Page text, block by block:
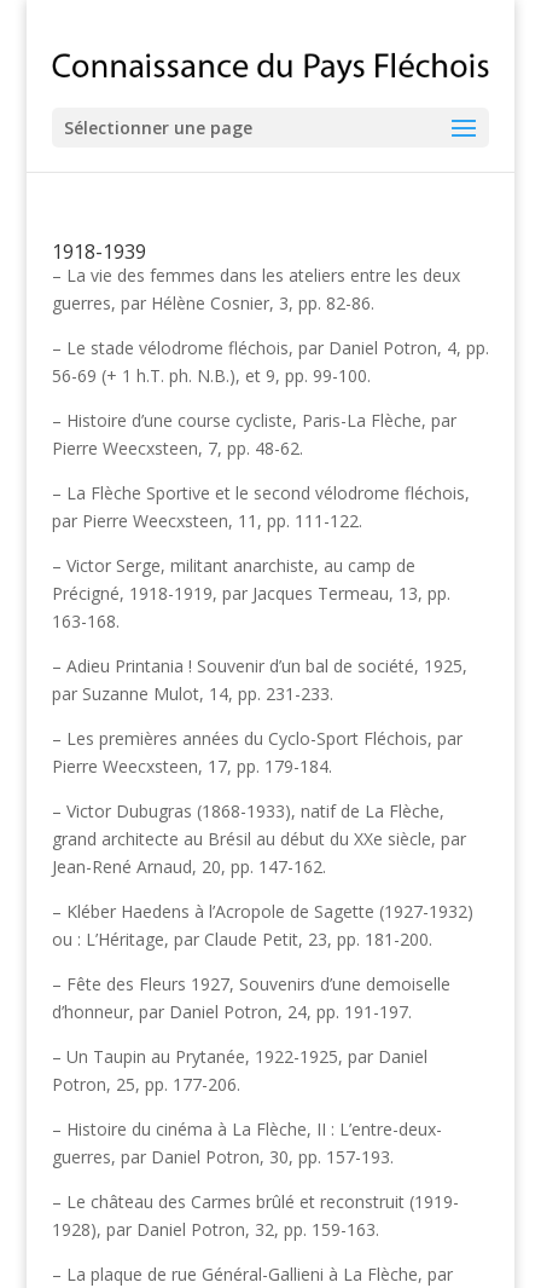
Sélectionner une page
1918-1939
– La vie des femmes dans les ateliers entre les deux
guerres, par Hélène Cosnier, 3, pp. 82-86.
– Le stade vélodrome fléchois, par Daniel Potron, 4, pp.
56-69 (+ 1 h.T. ph. N.B.), et 9, pp. 99-100.
– Histoire d’une course cycliste, Paris-La Flèche, par
Pierre Weecxsteen, 7, pp. 48-62.
– La Flèche Sportive et le second vélodrome fléchois,
par Pierre Weecxsteen, 11, pp. 111-122.
– Victor Serge, militant anarchiste, au camp de
Précigné, 1918-1919, par Jacques Termeau, 13, pp.
163-168.
– Adieu Printania ! Souvenir d’un bal de société, 1925,
par Suzanne Mulot, 14, pp. 231-233.
– Les premières années du Cyclo-Sport Fléchois, par
Pierre Weecxsteen, 17, pp. 179-184.
– Victor Dubugras (1868-1933), natif de La Flèche,
grand architecte au Brésil au début du XXe siècle, par
Jean-René Arnaud, 20, pp. 147-162.
– Kléber Haedens à l’Acropole de Sagette (1927-1932)
ou : L’Héritage, par Claude Petit, 23, pp. 181-200.
– Fête des Fleurs 1927, Souvenirs d’une demoiselle
d’honneur, par Daniel Potron, 24, pp. 191-197.
– Un Taupin au Prytanée, 1922-1925, par Daniel
Potron, 25, pp. 177-206.
– Histoire du cinéma à La Flèche, II : L’entre-deux-
guerres, par Daniel Potron, 30, pp. 157-193.
– Le château des Carmes brûlé et reconstruit (1919-
1928), par Daniel Potron, 32, pp. 159-163.
– La plaque de rue Général-Gallieni à La Flèche, par